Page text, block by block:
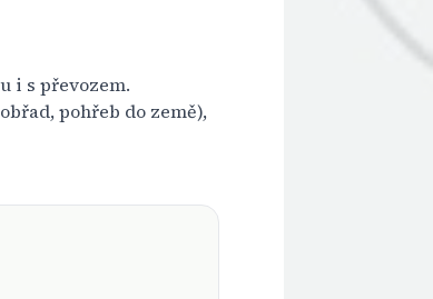
i s převozem.
pohřeb do země),